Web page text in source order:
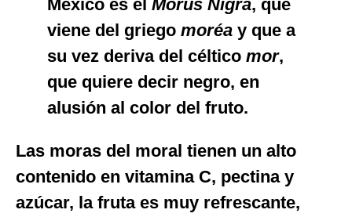
México es el Morus Nigra, que
viene del griego moréa y que a
su vez deriva del céltico mor,
que quiere decir negro, en
alusión al color del fruto.
Las moras del moral tienen un alto
contenido en vitamina C, pectina y
azúcar, la fruta es muy refrescante,